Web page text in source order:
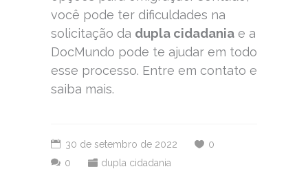
você pode ter dificuldades na
solicitação da dupla cidadania e a
DocMundo pode te ajudar em todo
esse processo. Entre em contato e
saiba mais.
30 de setembro de 2022
0
0
dupla cidadania